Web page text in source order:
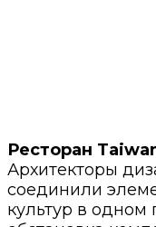
Ресторан
Архитекторы
соединили
культур в одном